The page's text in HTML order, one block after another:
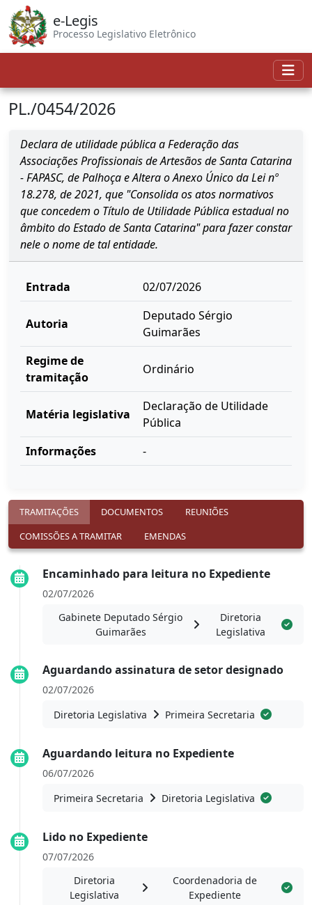
e-Legis
Processo Legislativo Eletrônico
PL./0454/2026
Declara de utilidade pública a Federação das
Associações Profissionais de Artesãos de Santa Catarina
- FAPASC, de Palhoça e Altera o Anexo Único da Lei nº
18.278, de 2021, que "Consolida os atos normativos
que concedem o Título de Utilidade Pública estadual no
âmbito do Estado de Santa Catarina" para fazer constar
nele o nome de tal entidade.
Entrada 02/07/2026
Autoria
Deputado Sérgio
Guimarães
Regime de
tramitação
Ordinário
Matéria legislativa
Declaração de Utilidade
Pública
Informações
-
TRAMITAÇÕES DOCUMENTOS
REUNIÕES
COMISSÕES A TRAMITAR
EMENDAS
Encaminhado para leitura no Expediente
02/07/2026
Gabinete Deputado Sérgio
Guimarães
Diretoria
Legislativa
Aguardando assinatura de setor designado
02/07/2026
Diretoria Legislativa
Primeira Secretaria
Aguardando leitura no Expediente
06/07/2026
Primeira Secretaria
Diretoria Legislativa
Lido no Expediente
07/07/2026
Diretoria
Legislativa
Coordenadoria de
Expediente